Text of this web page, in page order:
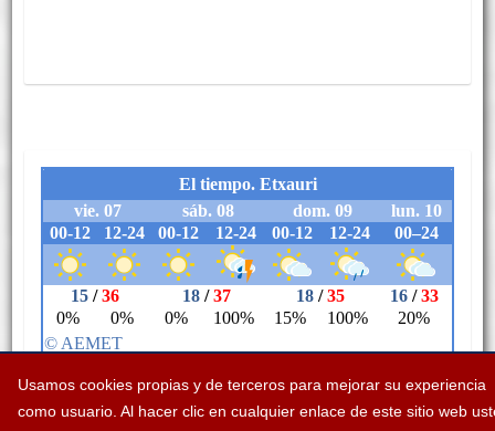
Usamos cookies propias y de terceros para mejorar su experiencia
como usuario. Al hacer clic en cualquier enlace de este sitio web